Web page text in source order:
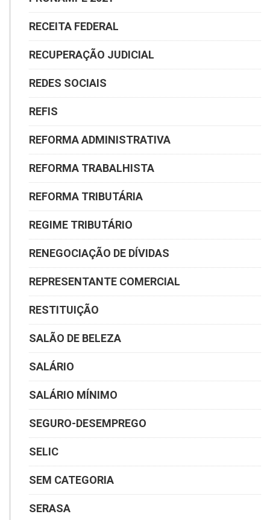
RECEITA FEDERAL
RECUPERAÇÃO JUDICIAL
REDES SOCIAIS
REFIS
REFORMA ADMINISTRATIVA
REFORMA TRABALHISTA
REFORMA TRIBUTÁRIA
REGIME TRIBUTÁRIO
RENEGOCIAÇÃO DE DÍVIDAS
REPRESENTANTE COMERCIAL
RESTITUIÇÃO
SALÃO DE BELEZA
SALÁRIO
SALÁRIO MÍNIMO
SEGURO-DESEMPREGO
SELIC
SEM CATEGORIA
SERASA